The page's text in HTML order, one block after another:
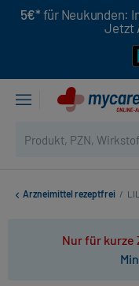
5€* für Neukunden:
Jetzt
Arzneimittel rezeptfrei /
Nur für kurze